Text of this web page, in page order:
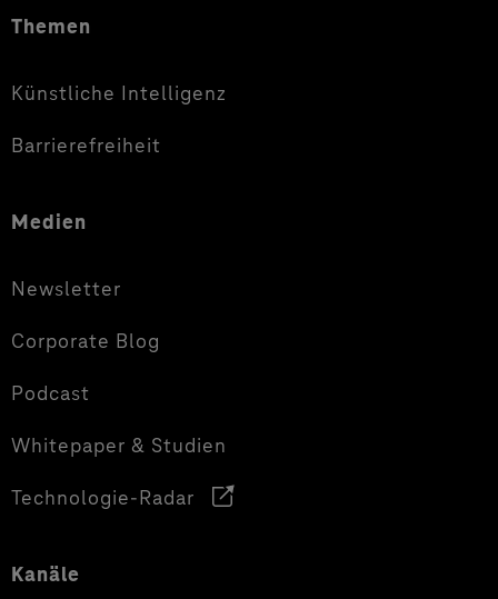
Themen
Künstliche Intelligenz
Barrierefreiheit
Medien
Newsletter
Corporate Blog
Podcast
Whitepaper & Studien
Technologie-Radar
Kanäle